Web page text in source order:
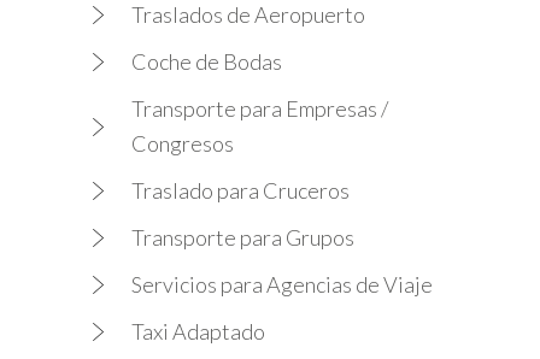
Traslados de Aeropuerto
Coche de Bodas
Transporte para Empresas /
Congresos
Traslado para Cruceros
Transporte para Grupos
Servicios para Agencias de Viaje
Taxi Adaptado